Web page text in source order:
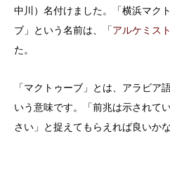
中川）名付けました。「横浜マク
ブ」という名前は、「アルケミスト
た。
「マクトゥーブ」とは、アラビア
いう意味です。「前兆は示されて
さい」と捉えてもらえれば良いかな